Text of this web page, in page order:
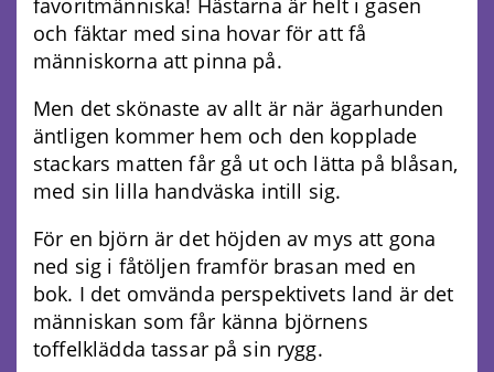
favoritmänniska! Hästarna är helt i gasen
och fäktar med sina hovar för att få
människorna att pinna på.
Men det skönaste av allt är när ägarhunden
äntligen kommer hem och den kopplade
stackars matten får gå ut och lätta på blåsan,
med sin lilla handväska intill sig.
För en björn är det höjden av mys att gona
ned sig i fåtöljen framför brasan med en
bok. I det omvända perspektivets land är det
människan som får känna björnens
toffelklädda tassar på sin rygg.